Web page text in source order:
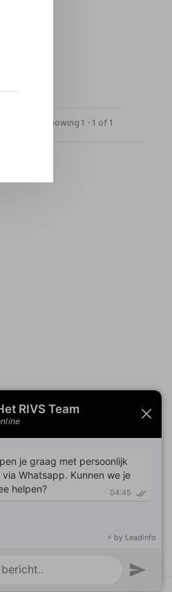
Showing 1 - 1 of 1